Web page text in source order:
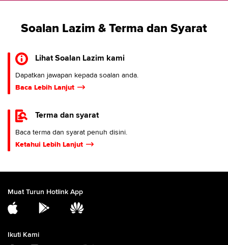
Soalan Lazim & Terma dan Syarat
Lihat Soalan Lazim kami
Dapatkan jawapan kepada soalan anda.
Baca Lebih Lanjut
Terma dan syarat
Baca terma dan syarat penuh disini.
Ketahui Lebih Lanjut
Muat Turun Hotlink App
Ikuti Kami